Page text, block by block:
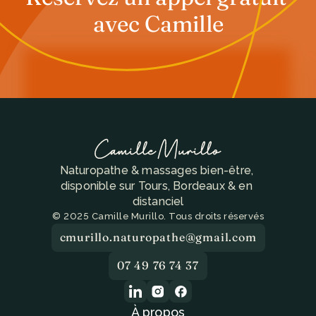
avec Camille
Naturopathe & massages bien-être,
disponible sur Tours, Bordeaux & en
distanciel
© 2025 Camille Murillo. Tous droits réservés
cmurillo.naturopathe@gmail.com
07 49 76 74 37
À propos